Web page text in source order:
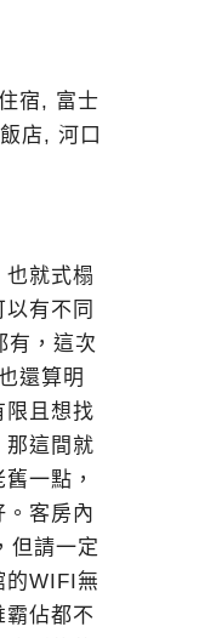
就式榻
有不同
有，這次
還算明
限且想找
那這間就
一點，
客房內
但請一定
的WIFI無
佔都不